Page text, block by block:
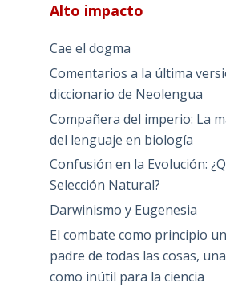
Alto impacto
Cae el dogma
Comentarios a la última
diccionario de Neolengua
Compañera del imperio: La
del lenguaje en biología
Confusión en la Evolución:
Selección Natural?
Darwinismo y Eugenesia
El combate como principio
padre de todas las cosas,
como inútil para la ciencia